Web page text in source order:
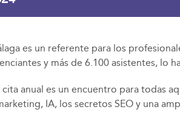
es un referente para los
y más de 6.100 asistentes, lo
cita anual es un encuentro para todas
IA, los secretos SEO y una